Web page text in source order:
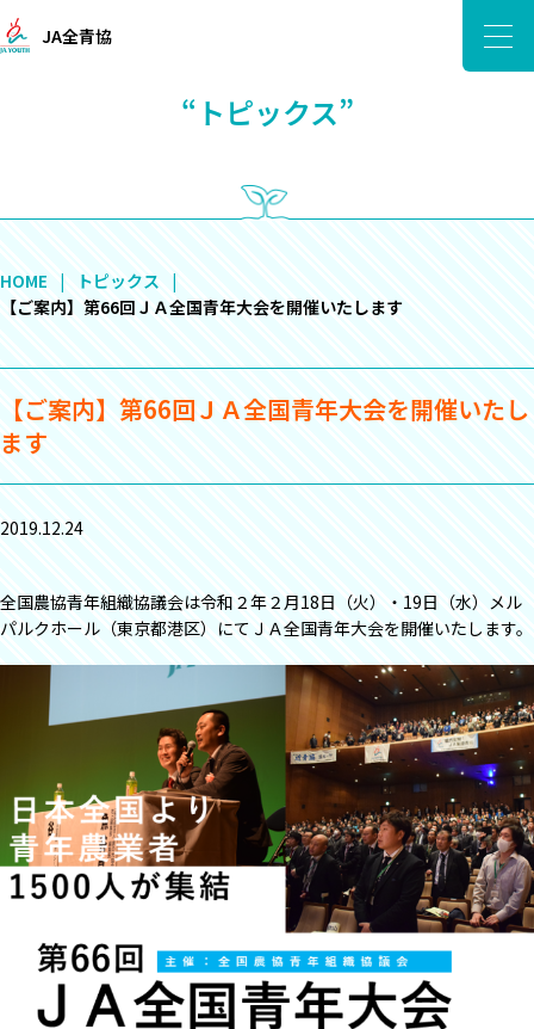
JA全青協
“トピックス”
HOME
トピックス
【ご案内】第66回ＪＡ全国青年大会を開催いたします
【ご案内】第66回ＪＡ全国青年大会を開催いたし
ます
2019.12.24
全国農協青年組織協議会は令和２年２月18日（火）・19日（水）メル
パルクホール（東京都港区）にてＪＡ全国青年大会を開催いたします。